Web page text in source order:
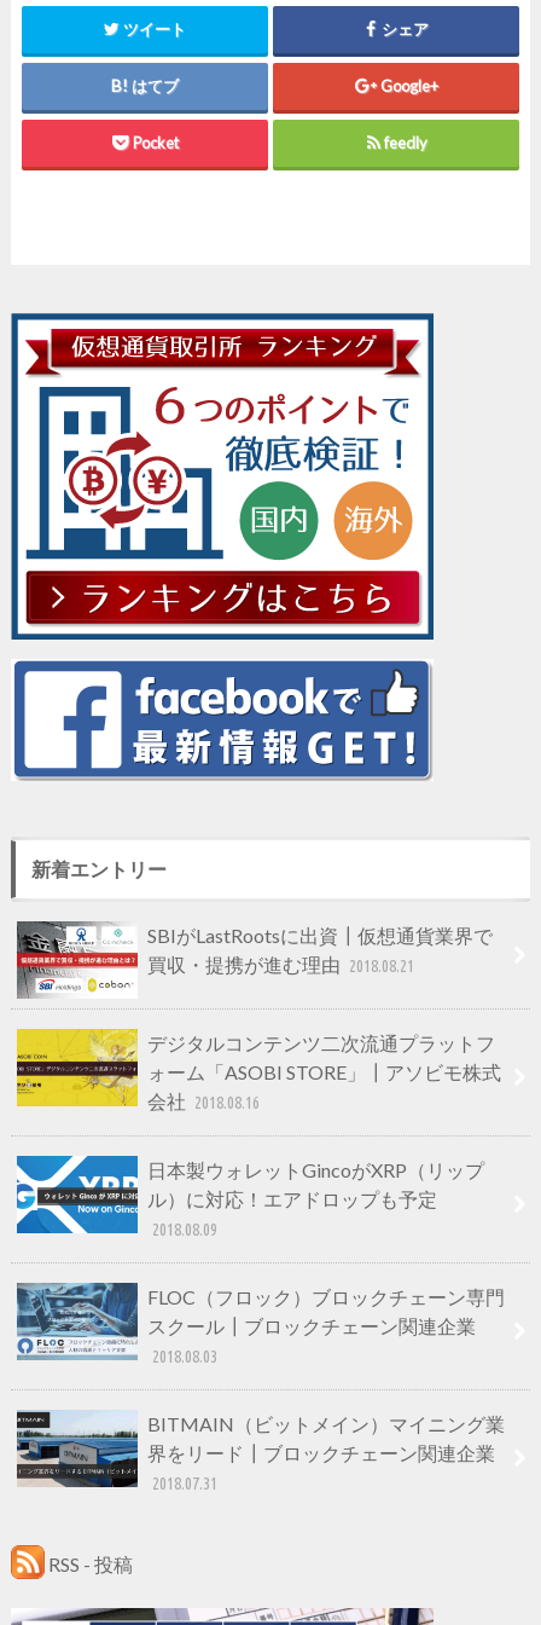
ツイート シェア
はてブ Google+
Pocket feedly
新着エントリー
SBIがLastRootsに出資┃仮想通貨業界で
買収・提携が進む理由 2018.08.21
デジタルコンテンツ二次流通プラットフ
ォーム「ASOBI STORE」┃アソビモ株式
会社 2018.08.16
日本製ウォレットGincoがXRP（リップ
ル）に対応！エアドロップも予定
2018.08.09
FLOC（フロック）ブロックチェーン専門
スクール┃ブロックチェーン関連企業
2018.08.03
BITMAIN（ビットメイン）マイニング業
界をリード┃ブロックチェーン関連企業
2018.07.31
RSS - 投稿